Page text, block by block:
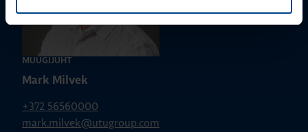
MÜÜGIJUHT
Mark Milvek
+372 56560000
mark.milvek@utugroup.com